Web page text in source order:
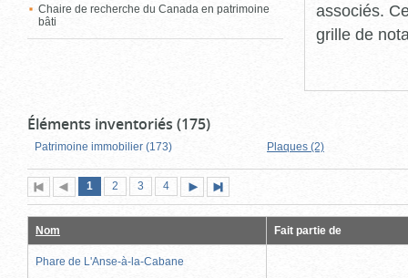
Chaire de recherche du Canada en patrimoine
bâti
associés.
grille de
Éléments inventoriés (175)
Patrimoine immobilier (173) Plaques (2)
Première
page
Page
précédente
Page
1 (page
actuelle)
Page
2 Page
3 Page
4
suivante
page
Nom Fait partie de
Phare de L'Anse-à-la-Cabane